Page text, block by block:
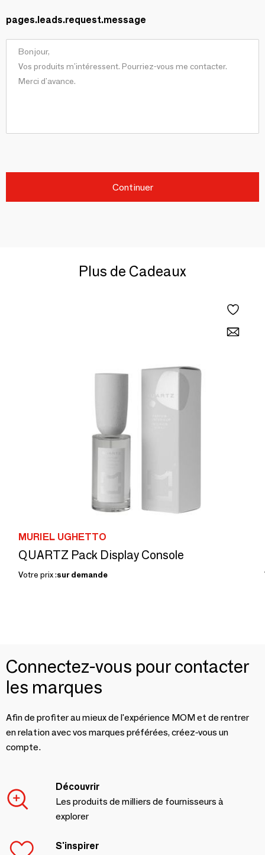
pages.leads.request.message
Continuer
Plus de Cadeaux
MURIEL UGHETTO
QUARTZ Pack Display Console
Votre prix :sur demande
Connectez-vous pour contacter
les marques
Afin de profiter au mieux de l'expérience MOM et de rentrer
en relation avec vos marques préférées, créez-vous un
compte.
Découvrir
Les produits de milliers de fournisseurs à
explorer
S'inspirer